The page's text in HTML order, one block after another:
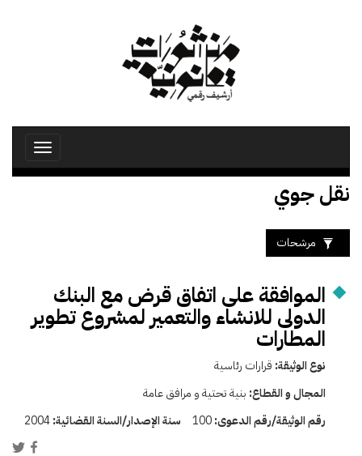
Toggle
نقل جوي
مرشحات
الموافقة على اتفاق قرض مع البنك
الدولى للانشاء والتعمير لمشروع تطوير
المطارات
نوع الوثيقة: قرارات رئاسية
المجال و القطاع: بنية تحتية و مرافق عامة
رقم الوثيقة/رقم الدعوى:100 سنة الإصدار/السنة القضائية:2004